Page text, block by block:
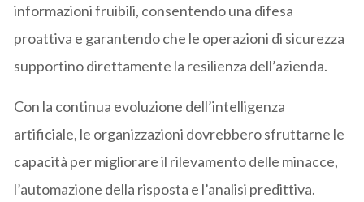
informazioni fruibili, consentendo una difesa
proattiva e garantendo che le operazioni di sicurezza
supportino direttamente la resilienza dell’azienda.
Con la continua evoluzione dell’intelligenza
artificiale, le organizzazioni dovrebbero sfruttarne le
capacità per migliorare il rilevamento delle minacce,
l’automazione della risposta e l’analisi predittiva.